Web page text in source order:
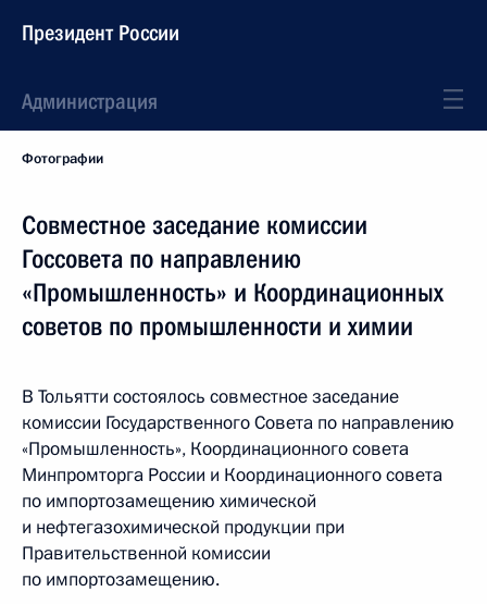
Президент России
Администрация
Фотографии
Совместное заседание комиссии
Госсовета по направлению
«Промышленность» и Координационных
советов по промышленности и химии
В Тольятти состоялось совместное заседание
комиссии Государственного Совета по направлению
«Промышленность», Координационного совета
Минпромторга России и Координационного совета
по импортозамещению химической
и нефтегазохимической продукции при
Правительственной комиссии
по импортозамещению.